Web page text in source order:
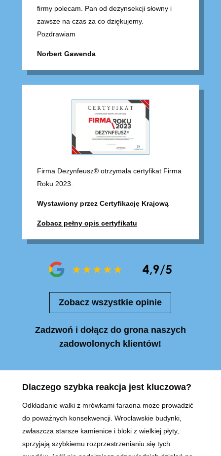
firmy polecam. Pan od dezynsekcji słowny i
zawsze na czas za co dziękujemy.
Pozdrawiam
Norbert Gawenda
Firma Dezynfeusz® otrzymała certyfikat Firma
Roku 2023.
Wystawiony przez Certyfikację Krajową
Zobacz pełny opis certyfikatu
Zobacz wszystkie opinie
Zadzwoń i dołącz do grona naszych
zadowolonych klientów!
Dlaczego szybka reakcja jest kluczowa?
Odkładanie walki z mrówkami faraona może prowadzić
do poważnych konsekwencji. Wrocławskie budynki,
zwłaszcza starsze kamienice i bloki z wielkiej płyty,
sprzyjają szybkiemu rozprzestrzenianiu się tych